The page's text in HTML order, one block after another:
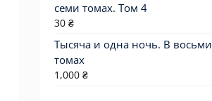
семи томах. Том 4
30 ₴
Тысяча и одна ночь. В восьми
томах
1,000 ₴